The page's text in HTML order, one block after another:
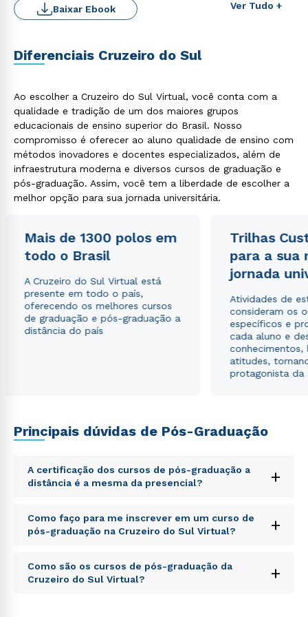
Ver Tudo +
Baixar Ebook
Diferenciais Cruzeiro do Sul
Ao escolher a Cruzeiro do Sul Virtual, você conta com a
qualidade e tradição de um dos maiores grupos
educacionais de ensino superior do Brasil. Nosso
compromisso é oferecer ao aluno qualidade de ensino com
métodos inovadores e docentes especializados, além de
infraestrutura moderna e diversos cursos de graduação e
pós-graduação. Assim, você tem a liberdade de escolher a
melhor opção para sua jornada universitária.
Mais de 1300 polos em
todo o Brasil
A Cruzeiro do Sul Virtual está
presente em todo o país,
oferecendo os melhores cursos
de graduação e pós-graduação a
distância do país
Trilhas
para a sua
jornada
Atividades de
consideram os
específicos e
cada aluno e
conhecimentos,
atitudes,
protagonista da
Principais dúvidas de Pós-Graduação
A certificação dos cursos de pós-graduação a
distância é a mesma da presencial?
+
Sed ut perspiciatis unde omnis iste natus error sit
voluptatem accusantium doloremque laudantium,
totam rem aperiam, eaque ipsa quae ab illo inventore
explicabo. Nemo enim ipsam voluptatem quia
voluptas sit aspernatur aut odit aut fugit, sed quia
Como faço para me inscrever em um curso de
pós-graduação na Cruzeiro do Sul Virtual?
+
Sed ut perspiciatis unde omnis iste natus error sit
voluptatem accusantium doloremque laudantium,
Como são os cursos de pós-graduação da
Cruzeiro do Sul Virtual?
+
ou
envio de conteúdos da Cruzeiro do Sul.